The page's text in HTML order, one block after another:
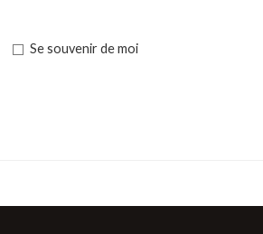
Se souvenir de moi